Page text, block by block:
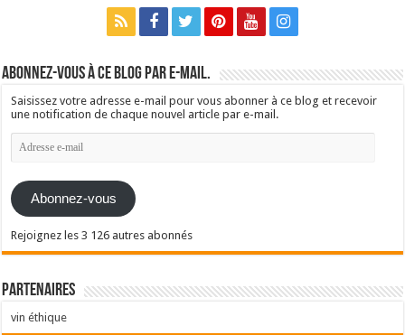
Abonnez-vous à ce blog par e-mail.
Saisissez votre adresse e-mail pour vous abonner à ce blog et recevoir
une notification de chaque nouvel article par e-mail.
Adresse
e-
Abonnez-vous
Rejoignez les 3 126 autres abonnés
Partenaires
vin éthique